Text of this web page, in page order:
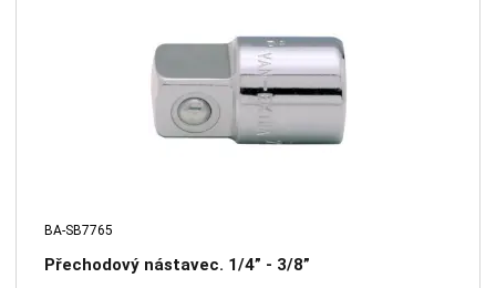
BA-SB7765
Přechodový nástavec. 1/4” - 3/8”